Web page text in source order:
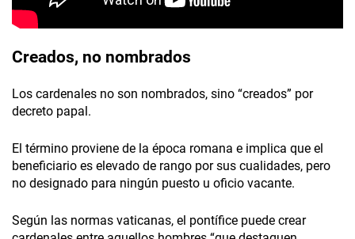
Creados, no nombrados
Los cardenales no son nombrados, sino “creados” por
decreto papal.
El término proviene de la época romana e implica que el
beneficiario es elevado de rango por sus cualidades, pero
no designado para ningún puesto u oficio vacante.
Según las normas vaticanas, el pontífice puede crear